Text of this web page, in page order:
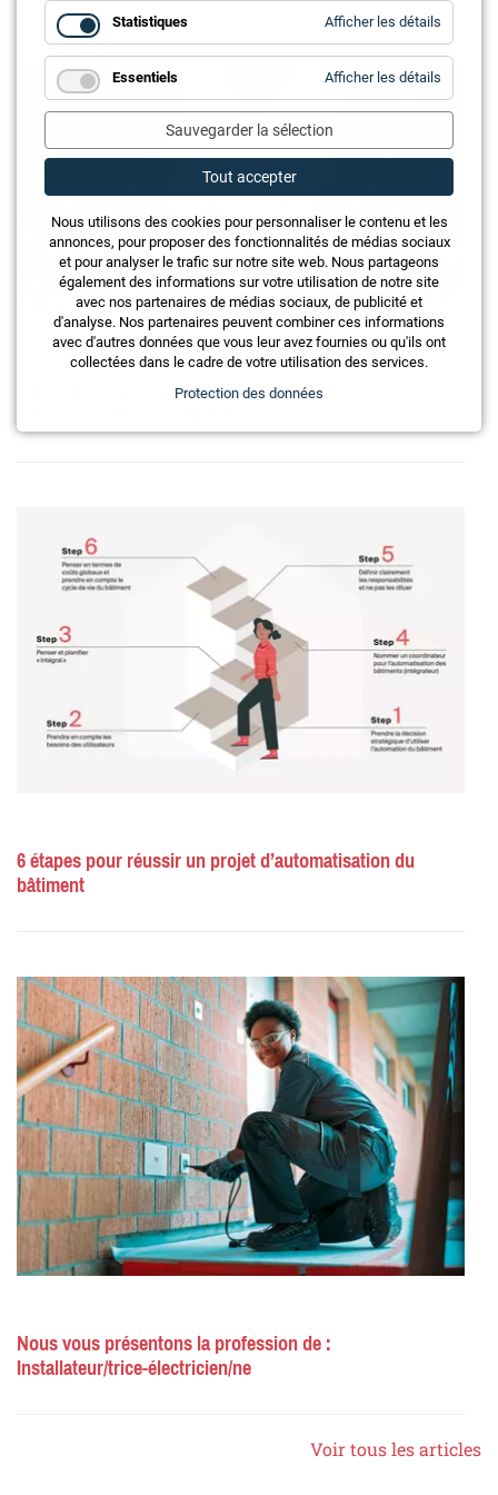
Miele Suisse partenaire principal de la campagne
6 étapes pour réussir un projet d’automatisation du
bâtiment
Nous vous présentons la profession de :
Installateur/trice-électricien/ne
Voir tous les articles
Statistiques Afficher les détails
Essentiels Afficher les détails
Sauvegarder la sélection
Tout accepter
Nous utilisons des cookies pour personnaliser le contenu et les
annonces, pour proposer des fonctionnalités de médias sociaux
et pour analyser le trafic sur notre site web. Nous partageons
également des informations sur votre utilisation de notre site
avec nos partenaires de médias sociaux, de publicité et
d'analyse. Nos partenaires peuvent combiner ces informations
avec d'autres données que vous leur avez fournies ou qu'ils ont
collectées dans le cadre de votre utilisation des services.
Protection des données